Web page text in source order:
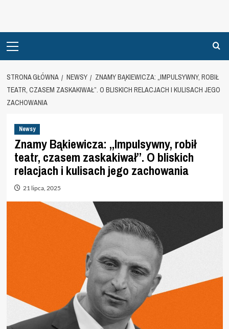
Menu
STRONA GŁÓWNA NEWSY
ZNAMY BĄKIEWICZA: „IMPULSYWNY, ROBIŁ
TEATR, CZASEM ZASKAKIWAŁ”. O BLISKICH RELACJACH I KULISACH JEGO
ZACHOWANIA
Newsy
Znamy Bąkiewicza: „Impulsywny, robił
teatr, czasem zaskakiwał”. O bliskich
relacjach i kulisach jego zachowania
21 lipca, 2025